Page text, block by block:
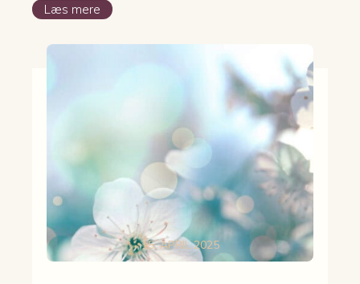
Læs mere
15. APRIL 2025